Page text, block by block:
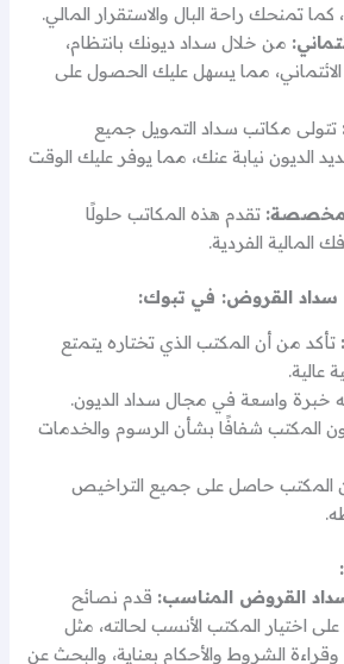
تمنحك راحة البال والاستقرار المالي.
من خلال سداد ديونك بانتظام،
مما يسهل عليك الحصول على
تتولى مكاتب سداد التمويل جميع
الديون نيابة عنك، مما يوفر عليك الوقت
مخصصة: تقدم هذه المكاتب حلولًا
الفردية.
سداد القروض: في تبوك:
تأكد من أن المكتب الذي تختاره يتمتع
عالية.
خبرة واسعة في مجال سداد الديون.
المكتب شفافًا بشأن الرسوم والخدمات
المكتب حاصل على جميع التراخيص
القروض المناسب: قدم نصائح
اختيار المكتب الأنسب لحالته، مثل
الشروط والأحكام بعناية، والبحث عن